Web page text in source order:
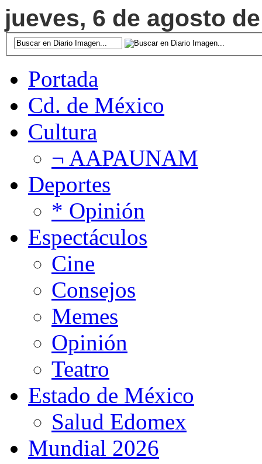
jueves, 6 de agosto
Portada
Cd. de México
Cultura
¬ AAPAUNAM
Deportes
* Opinión
Espectáculos
Cine
Consejos
Memes
Opinión
Teatro
Estado de México
Salud Edomex
Mundial 2026